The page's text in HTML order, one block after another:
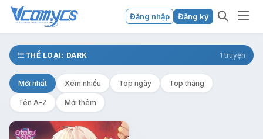
Đăng nhập Đăng ký
THỂ LOẠI: DARK 1 truyện
Mới nhất Xem nhiều Top ngày Top tháng
Tên A-Z Mới thêm